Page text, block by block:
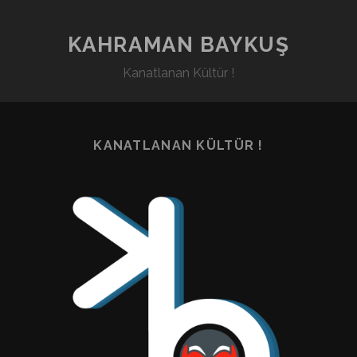
KAHRAMAN BAYKUŞ
Kanatlanan Kültür !
KANATLANAN KÜLTÜR !